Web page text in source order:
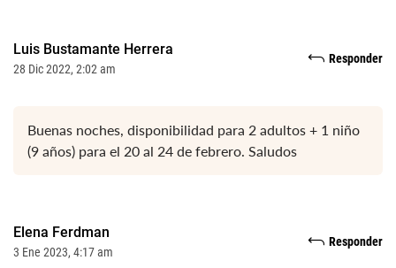
Luis Bustamante Herrera
28 Dic 2022, 2:02 am
Responder
Buenas noches, disponibilidad para 2 adultos + 1 niño
(9 años) para el 20 al 24 de febrero. Saludos
Elena Ferdman
3 Ene 2023, 4:17 am
Responder